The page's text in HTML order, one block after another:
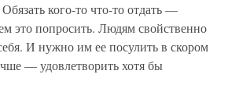
кого-то что-то отдать —
это попросить. Людям свойственно
И нужно им ее посулить в скором
— удовлетворить хотя бы